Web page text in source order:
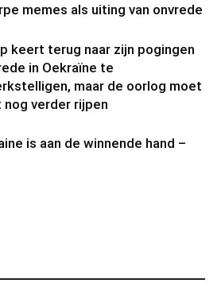
memes als uiting van onvrede
keert terug naar zijn pogingen
in Oekraïne te
maar de oorlog moet
nog verder rijpen
is aan de winnende hand –